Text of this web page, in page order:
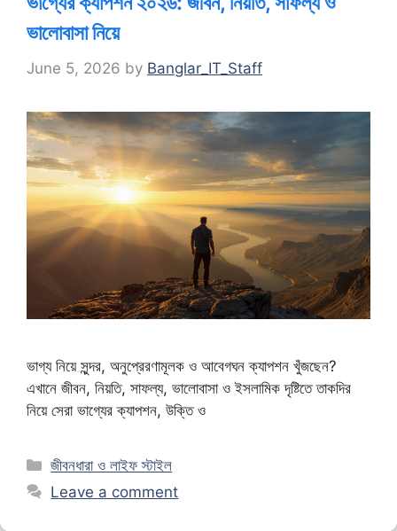
ভালোবাসা নিয়ে
June 5, 2026 by Banglar_IT_Staff
ভাগ্য নিয়ে সুন্দর, অনুপ্রেরণামূলক ও আবেগঘন ক্যাপশন খুঁজছেন?
এখানে জীবন, নিয়তি, সাফল্য, ভালোবাসা ও ইসলামিক দৃষ্টিতে তাকদির
নিয়ে সেরা ভাগ্যের ক্যাপশন, উক্তি ও
Categories
জীবনধারা ও লাইফ স্টাইল
Leave a comment